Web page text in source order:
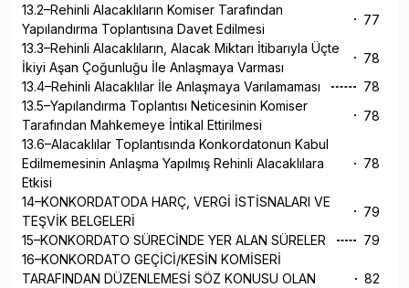
13.2–Rehinli Alacaklıların Komiser Tarafından
Yapılandırma Toplantısına Davet Edilmesi
77
13.3–Rehinli Alacaklıların, Alacak Miktarı İtibarıyla Üçte
İkiyi Aşan Çoğunluğu İle Anlaşmaya Varması
78
13.4–Rehinli Alacaklılar İle Anlaşmaya Varılamaması
78
13.5–Yapılandırma Toplantısı Neticesinin Komiser
Tarafından Mahkemeye İntikal Ettirilmesi
78
13.6–Alacaklılar Toplantısında Konkordatonun Kabul
Edilmemesinin Anlaşma Yapılmış Rehinli Alacaklılara
Etkisi
78
14–KONKORDATODA HARÇ, VERGİ İSTİSNALARI VE
TEŞVİK BELGELERİ
79
15–KONKORDATO SÜRECİNDE YER ALAN SÜRELER
79
16–KONKORDATO GEÇİCİ/KESİN KOMİSERİ
TARAFINDAN DÜZENLEMESİ SÖZ KONUSU OLAN
82